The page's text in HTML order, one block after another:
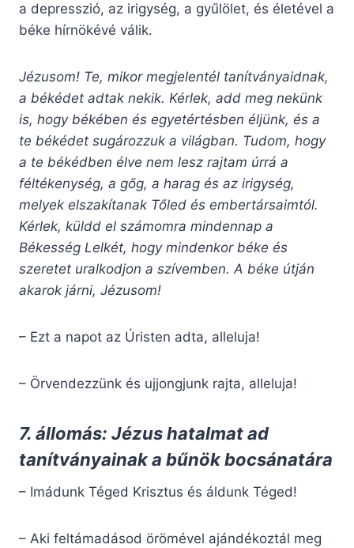
a depresszió, az irigység, a gyűlölet, és életével a
béke hírnökévé válik.
Jézusom! Te, mikor megjelentél tanítványaidnak,
a békédet adtak nekik. Kérlek, add meg nekünk
is, hogy békében és egyetértésben éljünk, és a
te békédet sugározzuk a világban. Tudom, hogy
a te békédben élve nem lesz rajtam úrrá a
féltékenység, a gőg, a harag és az irigység,
melyek elszakítanak Tőled és embertársaimtól.
Kérlek, küldd el számomra mindennap a
Békesség Lelkét, hogy mindenkor béke és
szeretet uralkodjon a szívemben. A béke útján
akarok járni, Jézusom!
– Ezt a napot az Úristen adta, alleluja!
– Örvendezzünk és ujjongjunk rajta, alleluja!
7. állomás: Jézus hatalmat ad
tanítványainak a bűnök bocsánatára
– Imádunk Téged Krisztus és áldunk Téged!
– Aki feltámadásod örömével ajándékoztál meg